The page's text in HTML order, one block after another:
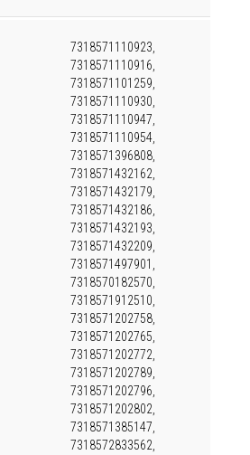
7318571110923,
7318571110916,
7318571101259,
7318571110930,
7318571110947,
7318571110954,
7318571396808,
7318571432162,
7318571432179,
7318571432186,
7318571432193,
7318571432209,
7318571497901,
7318570182570,
7318571912510,
7318571202758,
7318571202765,
7318571202772,
7318571202789,
7318571202796,
7318571202802,
7318571385147,
7318572833562,